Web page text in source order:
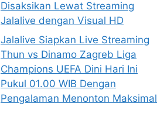
Disaksikan Lewat Streaming
Jalalive dengan Visual HD
Jalalive Siapkan Live Streaming
Thun vs Dinamo Zagreb Liga
Champions UEFA Dini Hari Ini
Pukul 01.00 WIB Dengan
Pengalaman Menonton Maksimal